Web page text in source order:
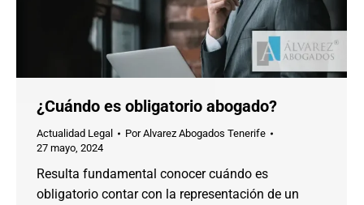
¿Cuándo es obligatorio abogado?
Actualidad Legal PorAlvarez Abogados Tenerife
27 mayo, 2024
Resulta fundamental conocer cuándo es
obligatorio contar con la representación de un